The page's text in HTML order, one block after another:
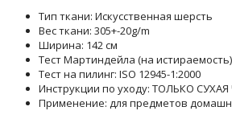
Тип ткани: Искусственная шерсть
Вес ткани: 305+-20g/m
Ширина: 142 см
Тест Мартиндейла (на
Тест на пилинг: ISO 12945-1:2000
Инструкции по уходу: ТОЛЬКО
Применение: для предметов